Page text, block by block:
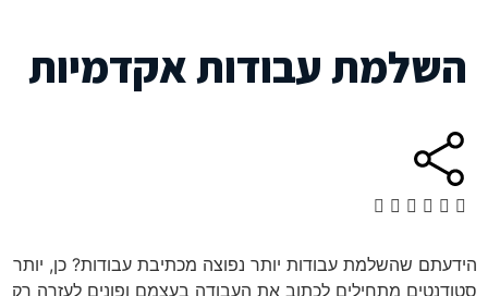
השלמת עבודות אקדמיות
הידעתם שהשלמת עבודות יותר נפוצה מכתיבת עבודות? כן, יותר
סטודנטים מתחילים לכתוב את העבודה בעצמם ופונים לעזרה רק